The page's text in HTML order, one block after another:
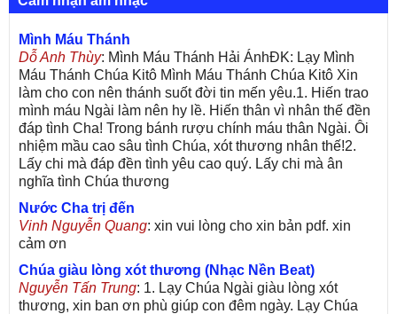
Mình Máu Thánh
Dỗ Anh Thùy: Mình Máu Thánh Hải ÁnhĐK: Lạy Mình
Máu Thánh Chúa Kitô Mình Máu Thánh Chúa Kitô Xin
làm cho con nên thánh suốt đời tin mến yêu.1. Hiến trao
mình máu Ngài làm nên hy lề. Hiến thân vì nhân thế đền
đáp tình Cha! Trong bánh rượu chính máu thân Ngài. Ôi
nhiệm mầu cao sâu tình Chúa, xót thương nhân thế!2.
Lấy chi mà đáp đền tình yêu cao quý. Lấy chi mà ân
nghĩa tình Chúa thương
Nước Cha trị đến
Vinh Nguyễn Quang: xin vui lòng cho xin bản pdf. xin
cảm ơn
Chúa giàu lòng xót thương (Nhạc Nền Beat)
Nguyễn Tấn Trung: 1. Lạy Chúa Ngài giàu lòng xót
thương, xin ban ơn phù giúp con đêm ngày. Lạy Chúa